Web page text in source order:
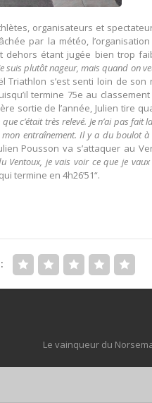
organisateurs et
par la météo,
dehors étant jugée bien trop
suis plutôt nageur, mais quand on
Triathlon s’est senti loin de son
termine 75e au classement
sortie de l’année, Julien tire
c’était très relevé. Je n’ai pas fait
entraînement. Il y a du boulot à
Pousson va s’attaquer au
Ventoux, je vais voir ce que je vaux
qui termine en 4h26’51“.
Le vainqueur du